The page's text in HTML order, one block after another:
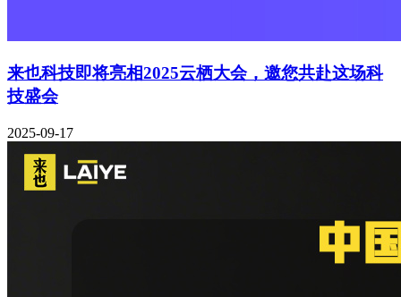
来也科技即将亮相2025云栖大会，邀您共赴这场科
技盛会
2025-09-17